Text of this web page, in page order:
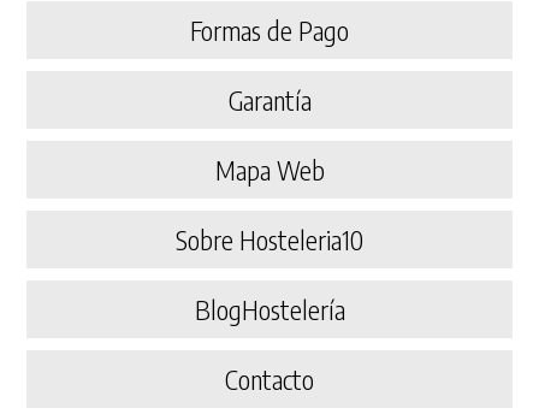
Formas de Pago
Garantía
Mapa Web
Sobre Hosteleria10
BlogHostelería
Contacto